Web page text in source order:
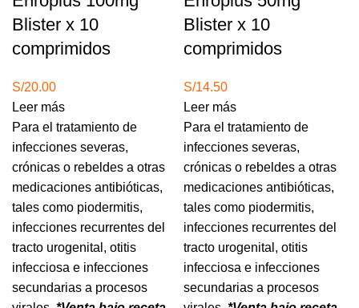
Blister x 10
comprimidos
S/20.00
Leer más
Para el tratamiento de
infecciones severas,
crónicas o rebeldes a otras
medicaciones antibióticas,
tales como piodermitis,
infecciones recurrentes del
tracto urogenital, otitis
infecciosa e infecciones
secundarias a procesos
Blister x 10
comprimidos
S/14.50
Leer más
Para el tratamiento de
infecciones severas,
crónicas o rebeldes a otras
medicaciones antibióticas,
tales como piodermitis,
infecciones recurrentes del
tracto urogenital, otitis
infecciosa e infecciones
secundarias a procesos